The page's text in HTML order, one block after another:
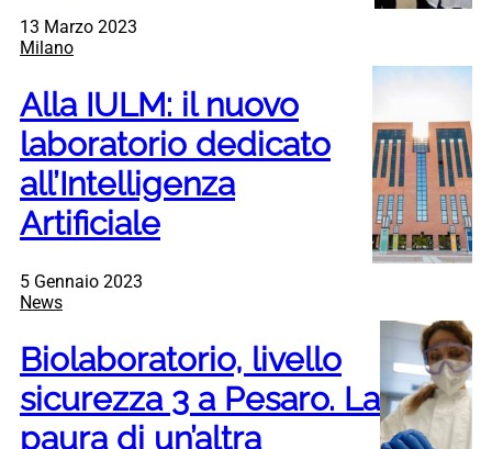
13 Marzo 2023
Milano
Alla IULM: il nuovo
laboratorio dedicato
all’Intelligenza
Artificiale
5 Gennaio 2023
News
Biolaboratorio, livello
sicurezza 3 a Pesaro. La
paura di un’altra